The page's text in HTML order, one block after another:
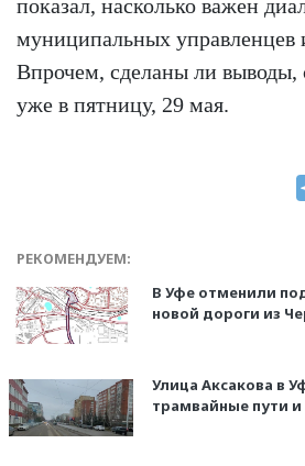
показал, насколько важен
муниципальных управленцев
Впрочем, сделаны ли выводы,
уже в пятницу, 29 мая.
РЕКОМЕНДУЕМ:
В Уфе отменили
новой дороги из
Улица Аксакова в
трамвайные пути